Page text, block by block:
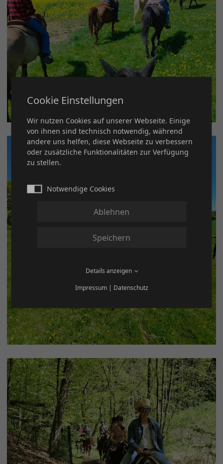
Cookie Einstellungen
Wir nutzen Cookies auf unserer Webseite. Einige
von ihnen sind technisch notwendig, während
andere uns helfen, diese Webseite zu verbessern
oder zusätzliche Funktionalitäten zur Verfügung
zu stellen.
Notwendige Cookies
Ablehnen
Speichern
Details anzeigen
Impressum| Datenschutz